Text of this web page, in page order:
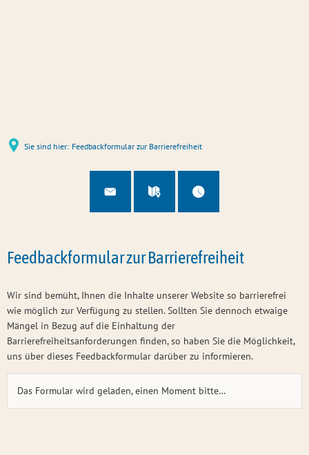
Sie sind hier: Feedbackformular zur Barrierefreiheit
Feedbackformular zur Barrierefreiheit
Wir sind bemüht, Ihnen die Inhalte unserer Website so barrierefrei
wie möglich zur Verfügung zu stellen. Sollten Sie dennoch etwaige
Mängel in Bezug auf die Einhaltung der
Barrierefreiheitsanforderungen finden, so haben Sie die Möglichkeit,
uns über dieses Feedbackformular darüber zu informieren.
Das Formular wird geladen, einen Moment bitte…